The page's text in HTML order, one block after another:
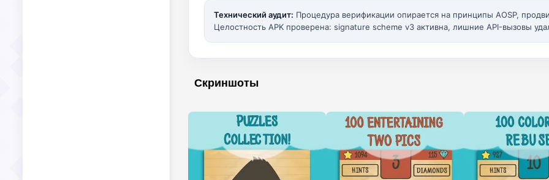
Технический аудит: Процедура верификации опирается на принципы AOSP,
Целостность APK проверена: signature scheme v3 активна, лишние API-вызовы
Скриншоты